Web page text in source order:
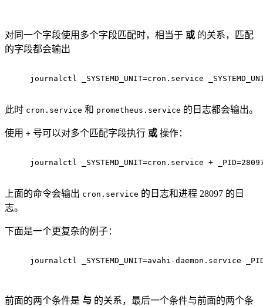
对同一个字段使用多个字段匹配时，相当于 或 的关系，匹配
的字段都会输出
journalctl _SYSTEMD_UNIT=cron.service
此时 cron.service 和 prometheus.service 的日志都会输出。
使用 + 号可以对多个匹配字段执行 或 操作：
journalctl _SYSTEMD_UNIT=cron.service +
上面的命令会输出 cron.service 的日志和进程 28097 的日
志。
下面是一个更复杂的例子：
journalctl _SYSTEMD_UNIT=avahi-daemon.service
前面的两个条件是 与 的关系，最后一个条件与前面的两个条